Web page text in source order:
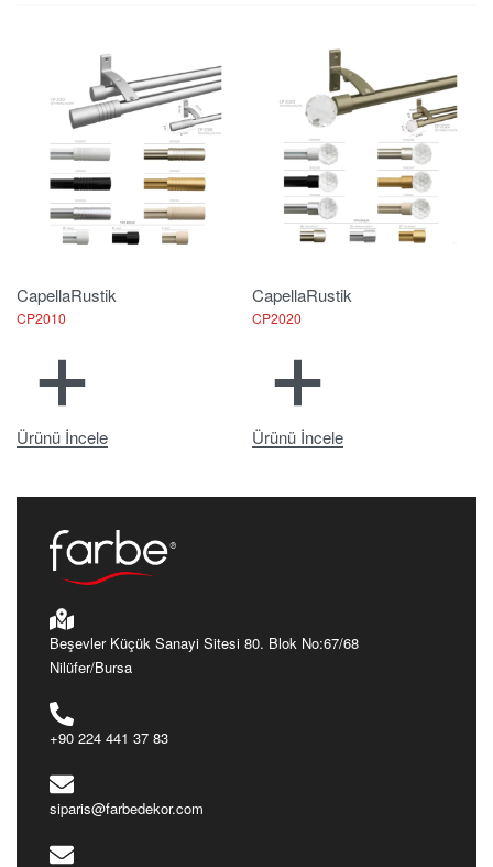
CapellaRustik
CP2010
Ürünü İncele
CapellaRustik
CP2020
Ürünü İncele
Beşevler Küçük Sanayi Sitesi 80. Blok No:67/68
Nilüfer/Bursa
+90 224 441 37 83
siparis@farbedekor.com